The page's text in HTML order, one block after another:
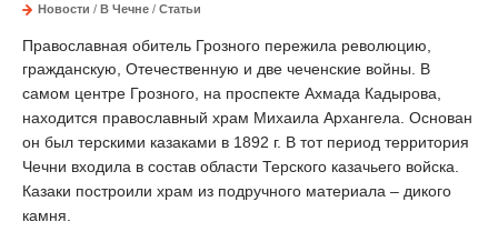
Новости / В Чечне / Статьи
Православная обитель Грозного пережила революцию,
гражданскую, Отечественную и две чеченские войны. В
самом центре Грозного, на проспекте Ахмада Кадырова,
находится православный храм Михаила Архангела. Основан
он был терскими казаками в 1892 г. В тот период территория
Чечни входила в состав области Терского казачьего войска.
Казаки построили храм из подручного материала – дикого
камня.